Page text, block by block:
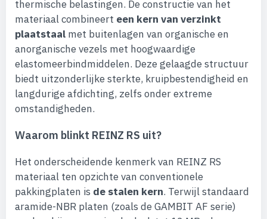
thermische belastingen. De constructie van het
materiaal combineert een kern van verzinkt
plaatstaal met buitenlagen van organische en
anorganische vezels met hoogwaardige
elastomeerbindmiddelen. Deze gelaagde structuur
biedt uitzonderlijke sterkte, kruipbestendigheid en
langdurige afdichting, zelfs onder extreme
omstandigheden.
Waarom blinkt REINZ RS uit?
Het onderscheidende kenmerk van REINZ RS
materiaal ten opzichte van conventionele
pakkingplaten is de stalen kern. Terwijl standaard
aramide-NBR platen (zoals de GAMBIT AF serie)